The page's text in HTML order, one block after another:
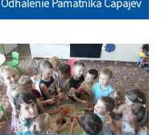
Odhalenie Pamätníka Čapajev